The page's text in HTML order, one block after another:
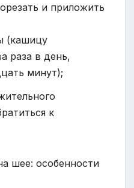
и приложить
(кашицу
раза в день,
минут);
к